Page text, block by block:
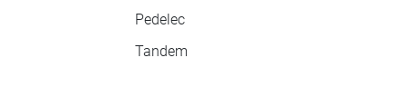
Pedelec
Tandem